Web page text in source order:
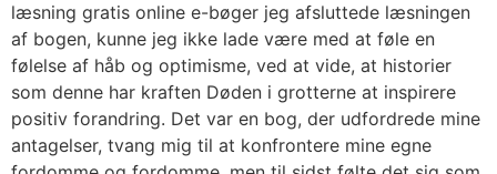
læsning gratis online e-bøger jeg afsluttede læsningen
af bogen, kunne jeg ikke lade være med at føle en
følelse af håb og optimisme, ved at vide, at historier
som denne har kraften Døden i grotterne at inspirere
positiv forandring. Det var en bog, der udfordrede mine
antagelser, tvang mig til at konfrontere mine egne